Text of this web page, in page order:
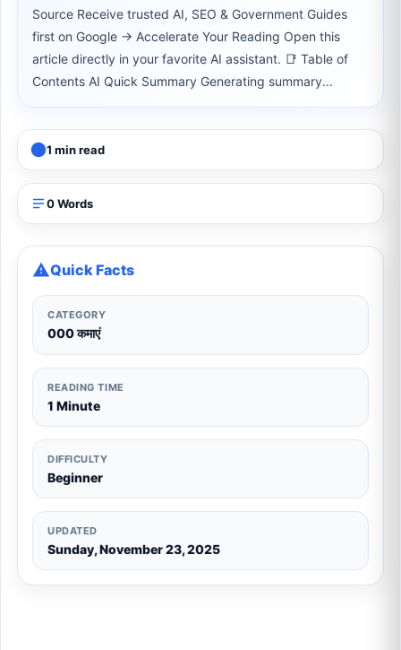
Source Receive trusted AI, SEO & Government Guides
first on Google → Accelerate Your Reading Open this
article directly in your favorite AI assistant. 📑 Table of
Contents AI Quick Summary Generating summary...
1 min read
0 Words
Quick Facts
CATEGORY
000 कमाएं
READING TIME
1 Minute
DIFFICULTY
Beginner
UPDATED
Sunday, November 23, 2025